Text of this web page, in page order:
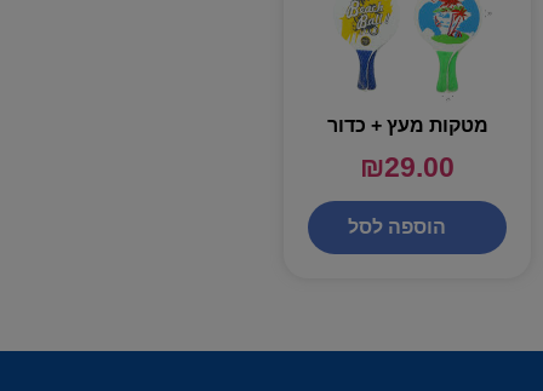
מטקות מעץ + כדור
₪29.00
הוספה לסל